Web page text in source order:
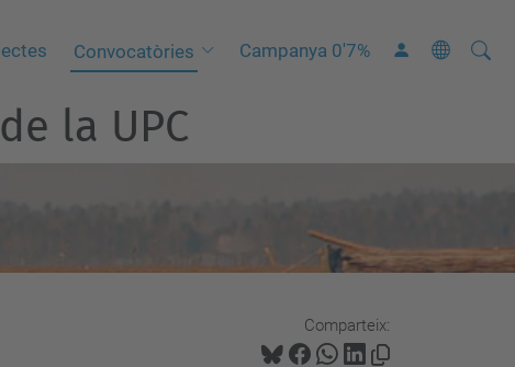
Convocatòries Campanya 0'7% Cerca
C
a
la UPC
Comparteix: